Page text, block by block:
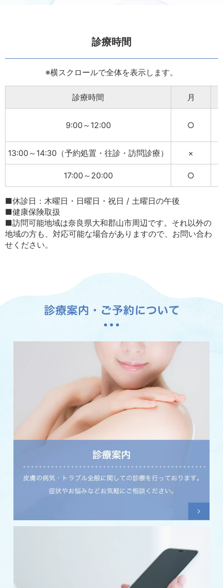
診療時間
※横スクロールで全体を表示します。
診療時間 月
9:00～12:00 ○
13:00～14:30（予約処置・往診・訪問診療） ×
17:00～20:00 ○
■休診日：木曜日・日曜日・祝日 / 土曜日の午後
■健康保険取扱
■訪問可能地域は奈良県大和郡山市周辺です。それ以外の
地域の方も、対応可能な場合がありますので、お問い合わ
せください。